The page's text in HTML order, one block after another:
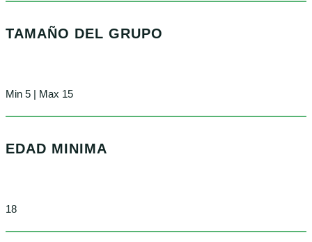
TAMAÑO DEL GRUPO
Min 5 | Max 15
EDAD MINIMA
18